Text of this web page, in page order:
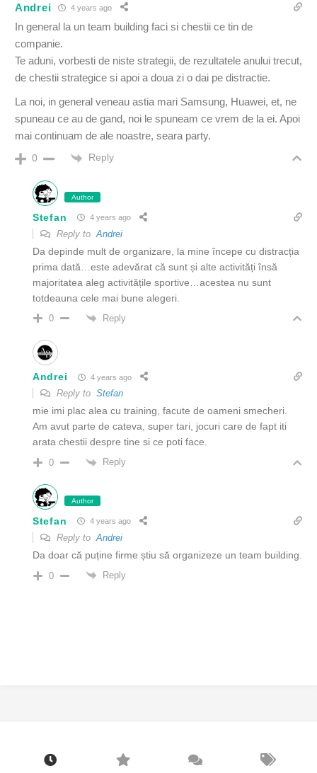
Andrei 4 years ago
In general la un team building faci si chestii ce tin de
companie.
Te aduni, vorbesti de niste strategii, de rezultatele anului trecut,
de chestii strategice si apoi a doua zi o dai pe distractie.
La noi, in general veneau astia mari Samsung, Huawei, et, ne
spuneau ce au de gand, noi le spuneam ce vrem de la ei. Apoi
mai continuam de ale noastre, seara party.
0 Reply
Author
Stefan 4 years ago
Reply to Andrei
Da depinde mult de organizare, la mine începe cu distracția
prima dată…este adevărat că sunt și alte activități însă
majoritatea aleg activitățile sportive…acestea nu sunt
totdeauna cele mai bune alegeri.
0 Reply
Andrei 4 years ago
Reply to Stefan
mie imi plac alea cu training, facute de oameni smecheri.
Am avut parte de cateva, super tari, jocuri care de fapt iti
arata chestii despre tine si ce poti face.
0 Reply
Author
Stefan 4 years ago
Reply to Andrei
Da doar că puține firme știu să organizeze un team building.
0 Reply